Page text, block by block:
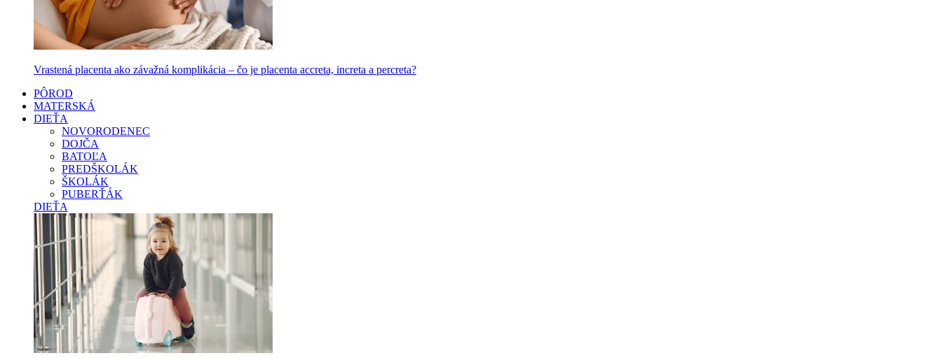
Vrastená placenta ako závažná komplikácia – čo je placenta accreta, increta a percreta?
PÔROD
MATERSKÁ
DIEŤA
NOVORODENEC
DOJČA
BATOĽA
PREDŠKOLÁK
ŠKOLÁK
PUBERŤÁK
DIEŤA